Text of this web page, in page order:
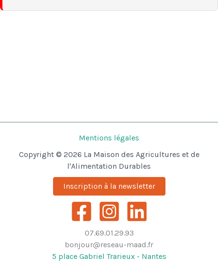
Mentions légales
Copyright © 2026 La Maison des Agricultures et de
l'Alimentation Durables
Inscription à la newsletter
07.69.01.29.93
bonjour@reseau-maad.fr
5 place Gabriel Trarieux - Nantes